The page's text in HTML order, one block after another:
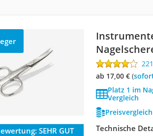
ab 17,00 €(
Platz 1 im
Vergleich
SEHR GUT
Technische